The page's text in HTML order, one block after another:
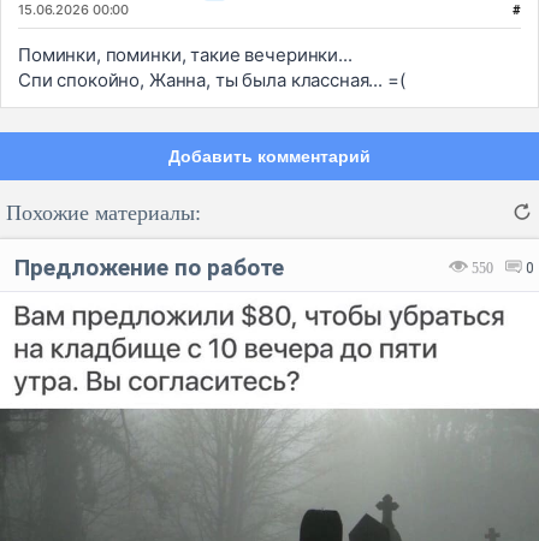
15.06.2026 00:00 #
Поминки, поминки, такие вечеринки...
Спи спокойно, Жанна, ты была классная... =(
Добавить комментарий
Код:
Похожие материалы:
550 0
Предложение по работе